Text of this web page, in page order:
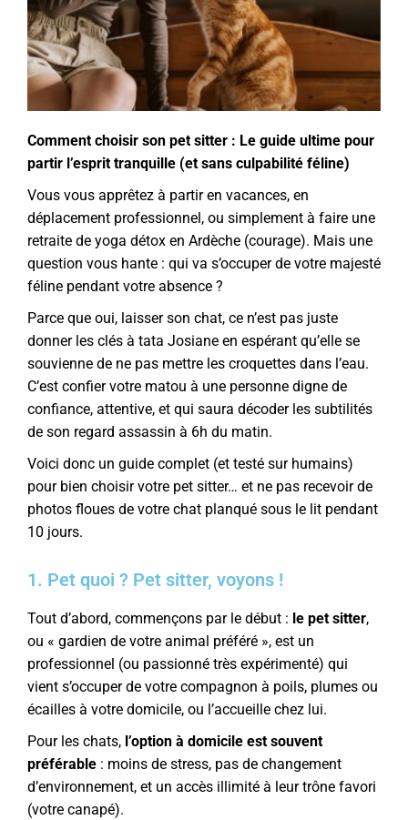
Comment choisir son pet sitter : Le guide ultime pour
partir l’esprit tranquille (et sans culpabilité féline)
Vous vous apprêtez à partir en vacances, en
déplacement professionnel, ou simplement à faire une
retraite de yoga détox en Ardèche (courage). Mais une
question vous hante : qui va s’occuper de votre majesté
féline pendant votre absence ?
Parce que oui, laisser son chat, ce n’est pas juste
donner les clés à tata Josiane en espérant qu’elle se
souvienne de ne pas mettre les croquettes dans l’eau.
C’est confier votre matou à une personne digne de
confiance, attentive, et qui saura décoder les subtilités
de son regard assassin à 6h du matin.
Voici donc un guide complet (et testé sur humains)
pour bien choisir votre pet sitter… et ne pas recevoir de
photos floues de votre chat planqué sous le lit pendant
10 jours.
1. Pet quoi ? Pet sitter, voyons !
Tout d’abord, commençons par le début : le pet sitter,
ou « gardien de votre animal préféré », est un
professionnel (ou passionné très expérimenté) qui
vient s’occuper de votre compagnon à poils, plumes ou
écailles à votre domicile, ou l’accueille chez lui.
Pour les chats, l’option à domicile est souvent
préférable : moins de stress, pas de changement
d’environnement, et un accès illimité à leur trône favori
(votre canapé).